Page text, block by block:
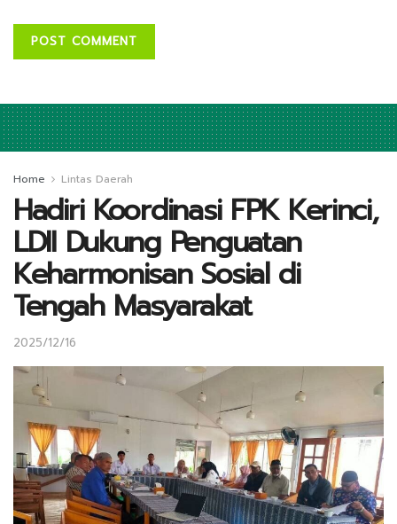
Home Lintas Daerah
Hadiri Koordinasi FPK Kerinci,
LDII Dukung Penguatan
Keharmonisan Sosial di
Tengah Masyarakat
2025/12/16